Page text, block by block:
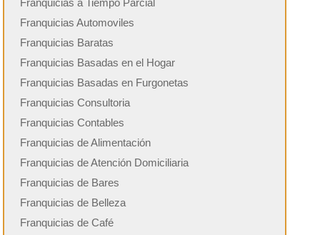
Franquicias Automoviles
Franquicias Baratas
Franquicias Basadas en el Hogar
Franquicias Basadas en Furgonetas
Franquicias Consultoria
Franquicias Contables
Franquicias de Alimentación
Franquicias de Atención Domiciliaria
Franquicias de Bares
Franquicias de Belleza
Franquicias de Café